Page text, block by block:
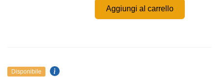
Aggiungi al carrello
Disponibile